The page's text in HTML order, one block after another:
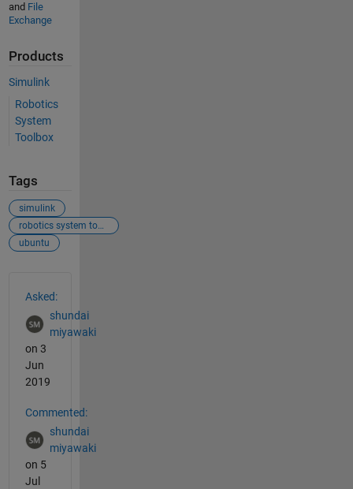
and File
Exchange
Products
Simulink
Robotics
System
Toolbox
Tags
simulink
robotics system toolbox
ubuntu
Asked:
shundai
miyawaki
on 3
Jun
2019
Commented:
shundai
miyawaki
on 5
Jul